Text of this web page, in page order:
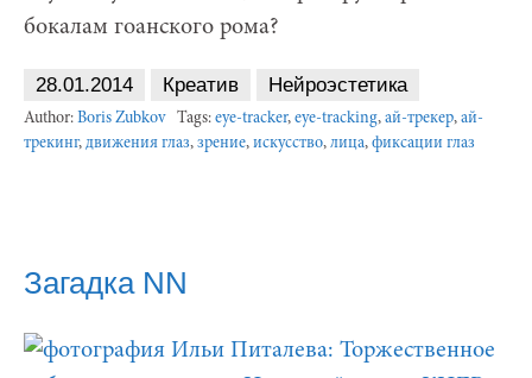
бокалам гоанского рома?
28.01.2014 Креатив Нейроэстетика
Author: Boris Zubkov Tags: eye-tracker, eye-tracking, ай-трекер, ай-
трекинг, движения глаз, зрение, искусство, лица, фиксации глаз
Загадка NN